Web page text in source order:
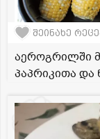
შეინახე
აეროგრილში
პაპრიკითა და